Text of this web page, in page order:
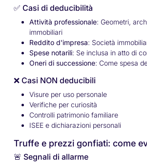
✅ Casi di deducibilità
Attività professionale: Geometri,
immobiliari
Reddito d'impresa: Società
Spese notarili: Se inclusa in atto di
Oneri di successione: Come spesa
❌ Casi NON deducibili
Visure per uso personale
Verifiche per curiosità
Controlli patrimonio familiare
ISEE e dichiarazioni personali
Truffe e prezzi gonfiati: come
🚨 Segnali di allarme